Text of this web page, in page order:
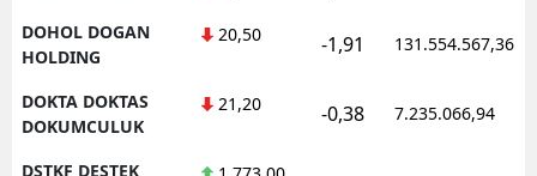
DOHOL DOGAN
HOLDING
20,50 -1,91 131.554.567,36
DOKTA DOKTAS
DOKUMCULUK
21,20 -0,38 7.235.066,94
DSTKF DESTEK